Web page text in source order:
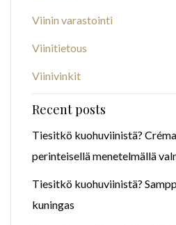
Viinin varastointi
Viinitietous
Viinivinkit
Recent posts
Tiesitkö kuohuviinistä?
perinteisellä menetelmällä
Tiesitkö kuohuviinistä?
kuningas